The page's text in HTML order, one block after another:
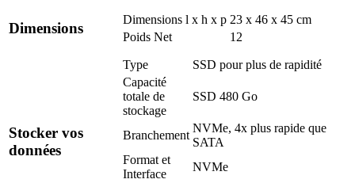
Dimensions
Dimensions l x h x p 23 x 46 x 45 cm
Poids Net
12
Stocker vos
données
Type
SSD pour plus de rapidité
Capacité
totale de
stockage
SSD 480 Go
Branchement
NVMe, 4x plus rapide que
SATA
Format et
Interface
NVMe